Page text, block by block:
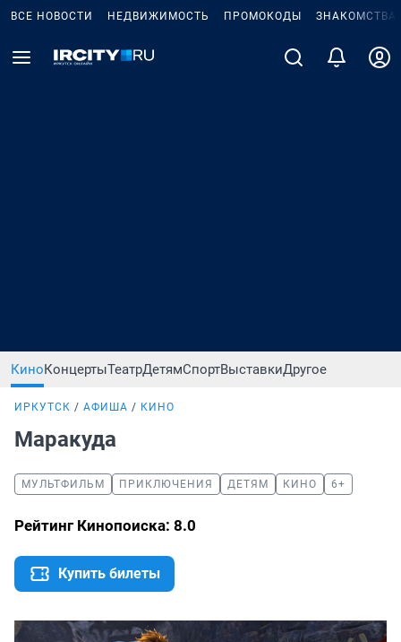
ВСЕ НОВОСТИ НЕДВИЖИМОСТЬ ПРОМОКОДЫ ЗНАКОМСТВА
КиноКонцертыТеатрДетямСпортВыставкиДругое
ИРКУТСК АФИША КИНО
Маракуда
МУЛЬТФИЛЬМ ПРИКЛЮЧЕНИЯ ДЕТЯМ КИНО 6+
Рейтинг Кинопоиска: 8.0
Купить билеты